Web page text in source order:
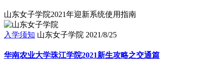
山东女子学院2021年迎新系统使用指南
入学须知 山东女子学院 2021/8/25
华南农业大学珠江学院2021新生攻略之交通篇